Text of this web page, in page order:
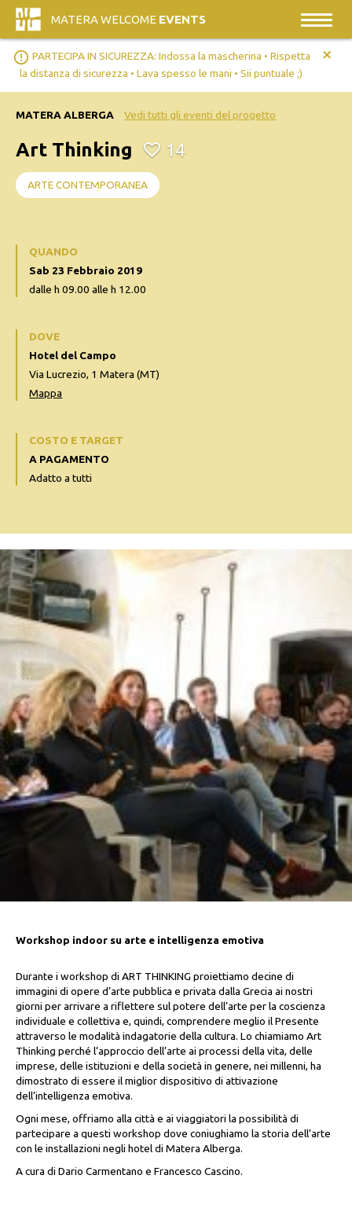
MATERA WELCOME EVENTS
error_outline PARTECIPA IN SICUREZZA: Indossa la mascherina • Rispetta
la distanza di sicurezza • Lava spesso le mani • Sii puntuale ;)
+
Workshop indoor su arte e intelligenza emotiva
Durante i workshop di ART THINKING proiettiamo decine di
immagini di opere d’arte pubblica e privata dalla Grecia ai nostri
giorni per arrivare a riflettere sul potere dell’arte per la coscienza
individuale e collettiva e, quindi, comprendere meglio il Presente
attraverso le modalità indagatorie della cultura. Lo chiamiamo Art
Thinking perché l’approccio dell’arte ai processi della vita, delle
imprese, delle istituzioni e della società in genere, nei millenni, ha
dimostrato di essere il miglior dispositivo di attivazione
dell’intelligenza emotiva.
Ogni mese, offriamo alla città e ai viaggiatori la possibilità di
partecipare a questi workshop dove coniughiamo la storia dell’arte
con le installazioni negli hotel di Matera Alberga.
A cura di Dario Carmentano e Francesco Cascino.
MATERA ALBERGA Vedi tutti gli eventi del progetto
Art Thinking 14
ARTE CONTEMPORANEA
QUANDO
Sab 23 Febbraio 2019
dalle h 09.00 alle h 12.00
DOVE
Hotel del Campo
Via Lucrezio, 1 Matera (MT)
Mappa
COSTO E TARGET
A PAGAMENTO
Adatto a tutti